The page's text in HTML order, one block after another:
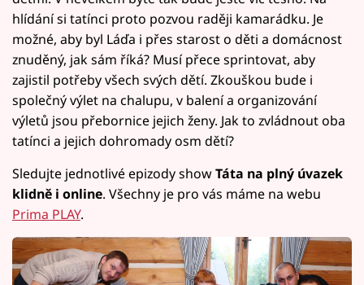
hlídání si tatínci proto pozvou raději kamarádku. Je
možné, aby byl Láďa i přes starost o děti a domácnost
znuděný, jak sám říká? Musí přece sprintovat, aby
zajistil potřeby všech svých dětí. Zkouškou bude i
společný výlet na chalupu, v balení a organizování
výletů jsou přebornice jejich ženy. Jak to zvládnout oba
tatínci a jejich dohromady osm dětí?
Sledujte jednotlivé epizody showTáta na plný úvazek
klidně i online. Všechny je pro vás máme na webu
Prima PLAY.